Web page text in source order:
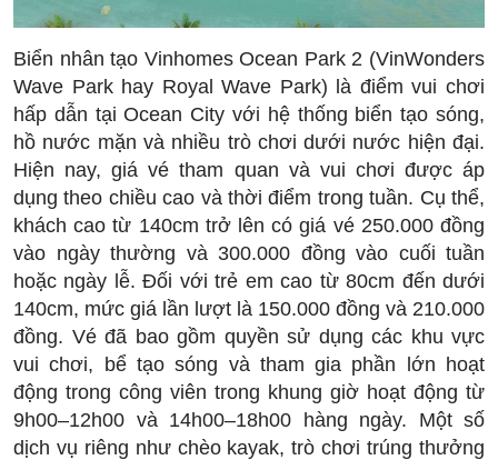
Biển nhân tạo Vinhomes Ocean Park 2 (VinWonders
Wave Park hay Royal Wave Park) là điểm vui chơi
hấp dẫn tại Ocean City với hệ thống biển tạo sóng,
hồ nước mặn và nhiều trò chơi dưới nước hiện đại.
Hiện nay, giá vé tham quan và vui chơi được áp
dụng theo chiều cao và thời điểm trong tuần. Cụ thể,
khách cao từ 140cm trở lên có giá vé 250.000 đồng
vào ngày thường và 300.000 đồng vào cuối tuần
hoặc ngày lễ. Đối với trẻ em cao từ 80cm đến dưới
140cm, mức giá lần lượt là 150.000 đồng và 210.000
đồng. Vé đã bao gồm quyền sử dụng các khu vực
vui chơi, bể tạo sóng và tham gia phần lớn hoạt
động trong công viên trong khung giờ hoạt động từ
9h00–12h00 và 14h00–18h00 hàng ngày. Một số
dịch vụ riêng như chèo kayak, trò chơi trúng thưởng